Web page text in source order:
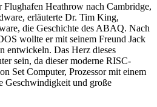
Heathrow nach Cambridge,
erläuterte Dr. Tim King,
die Geschichte des ABAQ. Nach
wollte er mit seinem Freund Jack
entwickeln. Das Herz dieses
sein, da dieser moderne RISC-
Set Computer, Prozessor mit einem
Geschwindigkeit und große